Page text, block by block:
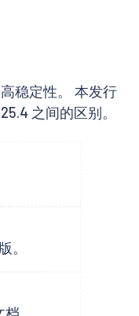
稳定性。 本发行
之间的区别。
。
。